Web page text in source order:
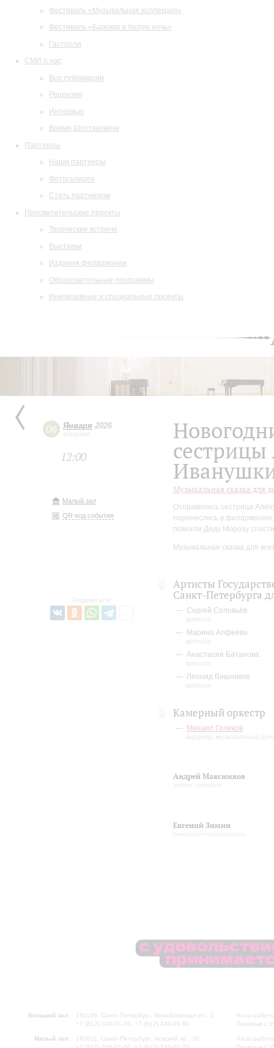
Фестиваль «Музыкальная коллекция»
Фестиваль «Барокко в белую ночь»
Гастроли
СМИ о нас
Все публикации
Рецензии
Интервью
Время Шостаковича
Партнеры
Наши партнеры
Фотогалерея
Стать партнером
Просветительские проекты
Творческие встречи
Выставки
Издания филармонии
Образовательные программы
Инклюзивные и специальные проекты
06 Января 2026
вторник
12:00
Малый зал
QR-код события
Поделиться:
Музыкальная сказка для
Отправились сестрица
перенеслись в
помогли Деду Морозу
Музыкальная сказка для
Артисты
Санкт-Петербурга
Сергей Соловьёв
артист
Марина Алфеева
артист
Анастасия Батанова
артист
Леонид Вишняков
артист
Камерный оркестр
Михаил Голиков
дирижёр, музыкальный
Андрей Максимков
Евгений Зимин
Большой зал:
191186, Санкт-Петербург, Михайловская ул., 2
+7 (812) 240-01-00, +7 (812) 240-01-80
Малый зал:
191011, Санкт-Петербург, Невский пр., 30
Часы
Перерыв с
Часы